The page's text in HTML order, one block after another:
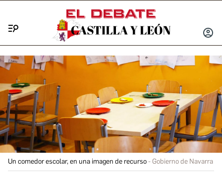
INICIAR
Un comedor escolar, en una imagen de recurso Gobierno de Navarra